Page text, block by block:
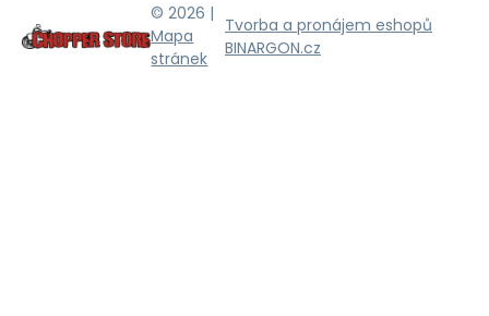
© 2026 |
Mapa
stránek
Tvorba a pronájem eshopů
BINARGON.cz